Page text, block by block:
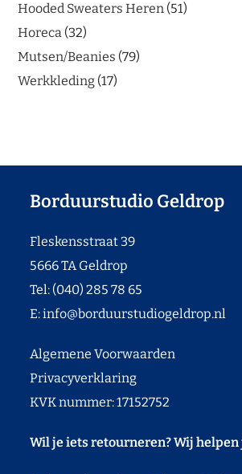
Hooded Sweaters Heren 51
Horeca 32
Mutsen/Beanies 79
Werkkleding 17
Borduurstudio Geldrop
Fleskensstraat 39
5666 TA Geldrop
Tel: (040) 285 78 65
E:info@borduurstudiogeldrop.nl
Algemene Voorwaarden
Privacyverklaring
KVK nummer: 17152752
Wil je iets retourneren? Wij helpen